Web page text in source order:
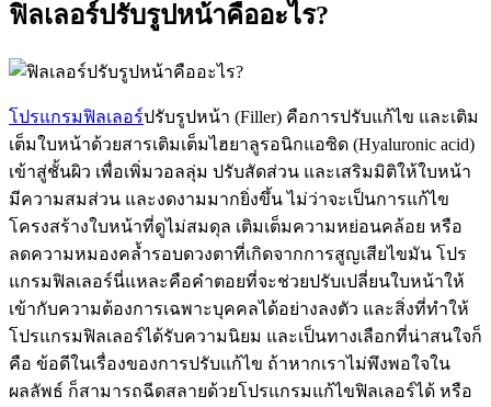
ฟิลเลอร์ปรับรูปหน้าคืออะไร?
โปรแกรมฟิลเลอร์ปรับรูปหน้า (Filler) คือการปรับแก้ไข และเติม
เต็มใบหน้าด้วยสารเติมเต็มไฮยาลูรอนิกแอซิด (Hyaluronic acid)
เข้าสู่ชั้นผิว เพื่อเพิ่มวอลลุ่ม ปรับสัดส่วน และเสริมมิติให้ใบหน้า
มีความสมส่วน และงดงามมากยิ่งขึ้น ไม่ว่าจะเป็นการแก้ไข
โครงสร้างใบหน้าที่ดูไม่สมดุล เติมเต็มความหย่อนคล้อย หรือ
ลดความหมองคล้ำรอบดวงตาที่เกิดจากการสูญเสียไขมัน โปร
แกรมฟิลเลอร์นี่แหละคือคำตอยที่จะช่วยปรับเปลี่ยนใบหน้าให้
เข้ากับความต้องการเฉพาะบุคคลได้อย่างลงตัว และสิ่งที่ทำให้
โปรแกรมฟิลเลอร์ได้รับความนิยม และเป็นทางเลือกที่น่าสนใจก็
คือ ข้อดีในเรื่องของการปรับแก้ไข ถ้าหากเราไม่พึงพอใจใน
ผลลัพธ์ ก็สามารถฉีดสลายด้วยโปรแกรมแก้ไขฟิลเลอร์ได้ หรือ